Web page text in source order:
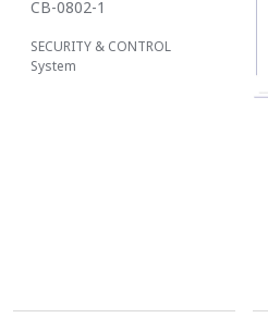
CB-0802-1
SECURITY & CONTROL
System